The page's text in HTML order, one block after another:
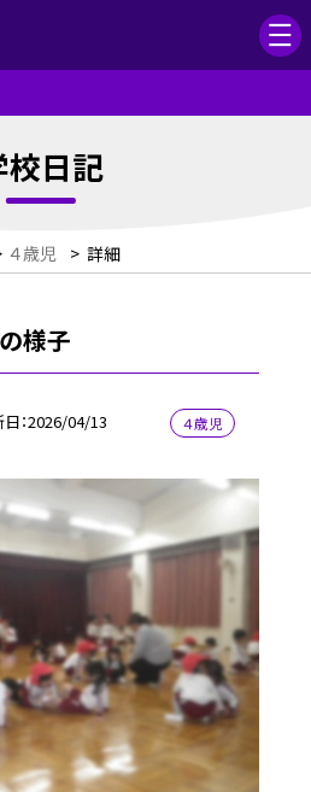
校日記
４歳児 > 詳細
様子
日 2026/04/13 ４歳児